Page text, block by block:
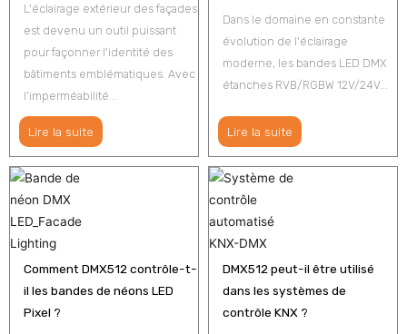
L'éclairage extérieur des façades
est devenu un outil puissant
pour façonner l'identité des
bâtiments emblématiques. Avec
l'imperméabilité...
Lire la suite
Dans le domaine en constante
évolution de l'éclairage
moderne, les bandes LED DMX
étanches RVB/RGBW 12V/24V...
Lire la suite
Comment DMX512 contrôle-t-
il les bandes de néons LED
Pixel ?
DMX512 peut-il être utilisé
dans les systèmes de
contrôle KNX ?